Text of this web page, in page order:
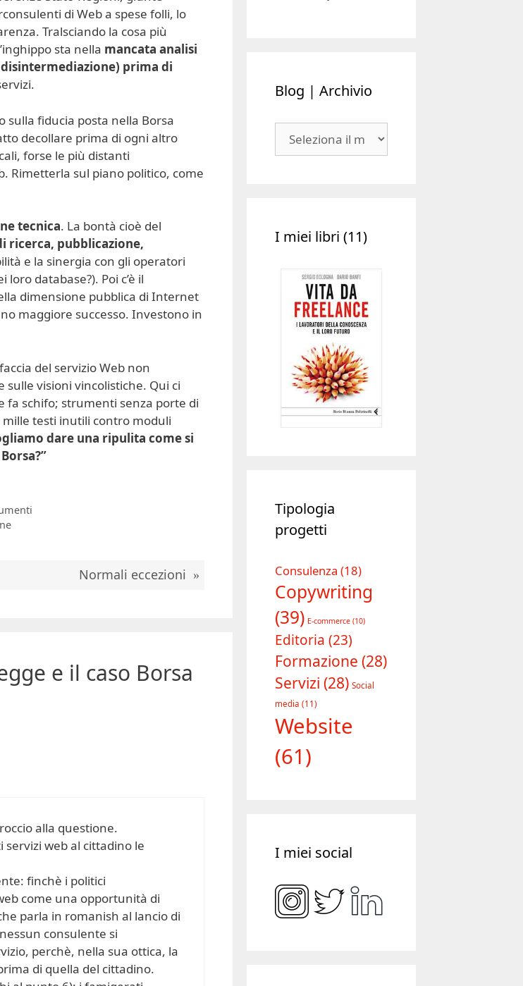
di Web a spese folli, lo
Tralsciando la cosa più
sta nella mancata analisi
prima di
sulla fiducia posta nella Borsa
decollare prima di ogni altro
forse le più distanti
Rimetterla sul piano politico, come
tecnica. La bontà cioè del
ricerca, pubblicazione,
e la sinergia con gli operatori
database?). Poi c’è il
dimensione pubblica di Internet
maggiore successo. Investono in
del servizio Web non
visioni vincolistiche. Qui ci
fa schifo; strumenti senza porte di
testi inutili contro moduli
dare una ripulita come si
Normali eccezioni
e il caso Borsa
alla questione.
web al cittadino le
finchè i politici
come una opportunità di
parla in romanish al lancio di
consulente si
perchè, nella sua ottica, la
di quella del cittadino.
Blog | Archivio
I miei libri (11)
Tipologia
progetti
Consulenza (18)
Copywriting
(39) E-commerce (10)
Editoria (23)
Formazione (28)
Servizi (28) Social
media (11)
Website
(61)
I miei social